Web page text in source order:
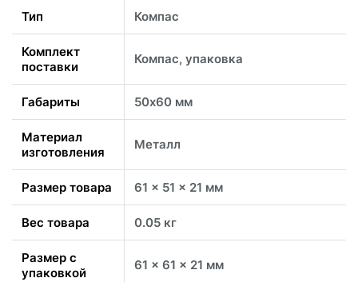
Тип Компас
Комплект
поставки
Компас, упаковка
Габариты 50х60 мм
Материал
изготовления
Металл
Размер товара 61 x 51 x 21 мм
Вес товара 0.05 кг
Размер с
упаковкой
61 x 61 x 21 мм